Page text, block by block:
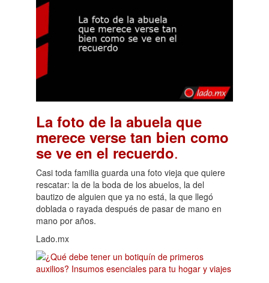
La foto de la abuela que
merece verse tan bien como
se ve en el recuerdo.
Casi toda familia guarda una foto vieja que quiere
rescatar: la de la boda de los abuelos, la del
bautizo de alguien que ya no está, la que llegó
doblada o rayada después de pasar de mano en
mano por años.
Lado.mx